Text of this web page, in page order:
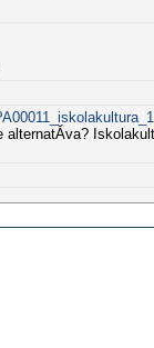
alternatĂ­va?